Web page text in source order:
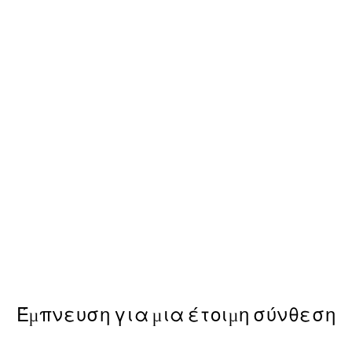
Έμπνευση για μια έτοιμη σύνθεση